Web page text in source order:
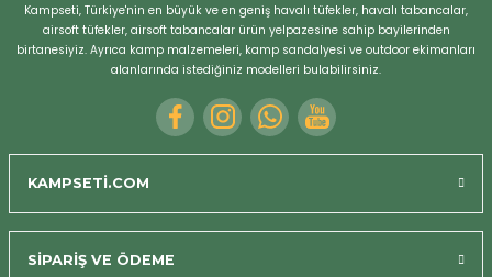
Kampseti, Türkiye'nin en büyük ve en geniş havalı tüfekler, havalı tabancalar,
airsoft tüfekler, airsoft tabancalar ürün yelpazesine sahip bayilerinden
birtanesiyiz. Ayrıca kamp malzemeleri, kamp sandalyesi ve outdoor ekimanları
alanlarında istediğiniz modelleri bulabilirsiniz.
KAMPSETİ.COM
SİPARİŞ VE ÖDEME